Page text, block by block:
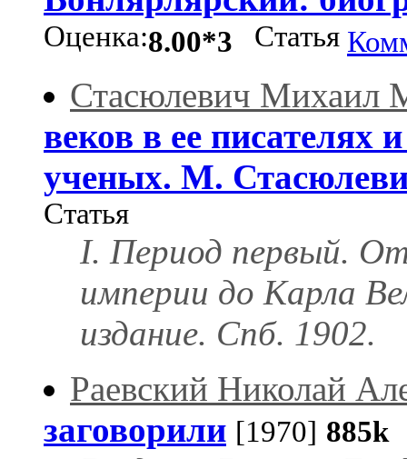
Оценка:8.00*3 Статья
Стасюлевич Михаил
веков в ее писателях
ученых. М.
Статья
I. Период первый.
империи до Карла
издание. Спб. 1902.
Раевский Николай
заговорили [1970] 885k